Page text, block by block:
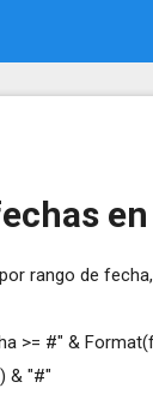
rango de
>= #" &
& "#"